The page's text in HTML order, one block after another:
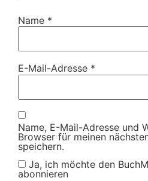
Name *
E-Mail-Adresse *
Name, E-Mail-Adresse und
Browser für meinen
speichern.
Ja, ich möchte den
abonnieren